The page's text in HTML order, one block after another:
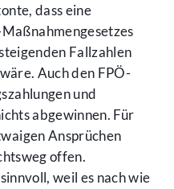
dass eine
Fallzahlen
Auch den FPÖ-
und
abgewinnen. Für
Ansprüchen
offen.
weil es nach wie